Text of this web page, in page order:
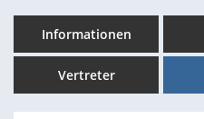
Informationen
Vertreter